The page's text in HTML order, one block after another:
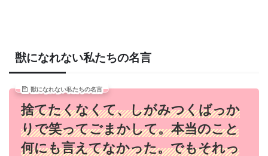
獣になれない私たちの名言
獣になれない私たちの名言
捨てたくなくて、しがみつくばっか
りで笑ってごまかして。本当のこと
何にも言えてなかった。でもそれっ